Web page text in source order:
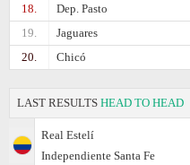
18.
Dep. Pasto
19.
Jaguares
20.
Chicó
LAST RESULTS HEAD TO HEAD
Real Estelí
Independiente Santa Fe